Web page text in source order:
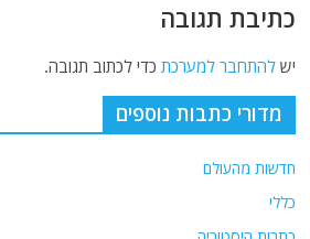
כתיבת תגובה
ישלהתחבר למערכת כדי לכתוב תגובה.
מדורי כתבות נוספים
חדשות מהעולם
כללי